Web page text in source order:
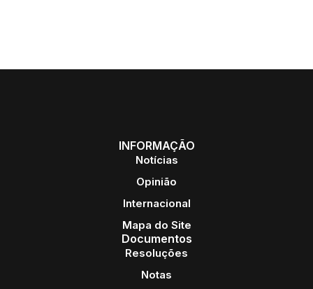
INFORMAÇÃO
Notícias
Opinião
Internacional
Mapa do Site
Documentos
Resoluções
Notas